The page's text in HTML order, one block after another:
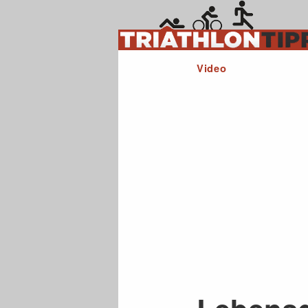
Video